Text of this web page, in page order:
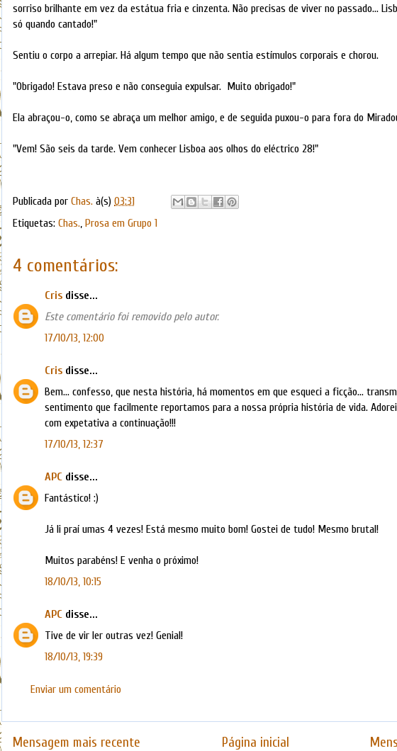
sorriso brilhante em vez da estátua fria e cinzenta. Não precisas de viver no passado...
só quando cantado!"
Sentiu o corpo a arrepiar. Há algum tempo que não sentia estímulos corporais e chorou.
"Obrigado! Estava preso e não conseguia expulsar. Muito obrigado!"
Ela abraçou-o, como se abraça um melhor amigo, e de seguida puxou-o para fora do
"Vem! São seis da tarde. Vem conhecer Lisboa aos olhos do eléctrico 28!"
Publicada por Chas. à(s) 03:31
Etiquetas: Chas. Prosa em Grupo 1
4 comentários:
Cris disse...
Este comentário foi removido pelo autor.
17/10/13, 12:00
Cris disse...
Bem... confesso, que nesta história, há momentos em que esqueci a ficção...
sentimento que facilmente reportamos para a nossa própria história de vida.
com expetativa a continuação!!!
17/10/13, 12:37
APC disse...
Fantástico! :)
Já li praí umas 4 vezes! Está mesmo muito bom! Gostei de tudo! Mesmo brutal!
Muitos parabéns! E venha o próximo!
18/10/13, 10:15
APC disse...
Tive de vir ler outras vez! Genial!
18/10/13, 19:39
Enviar um comentário
Mensagem mais recente Página inicial